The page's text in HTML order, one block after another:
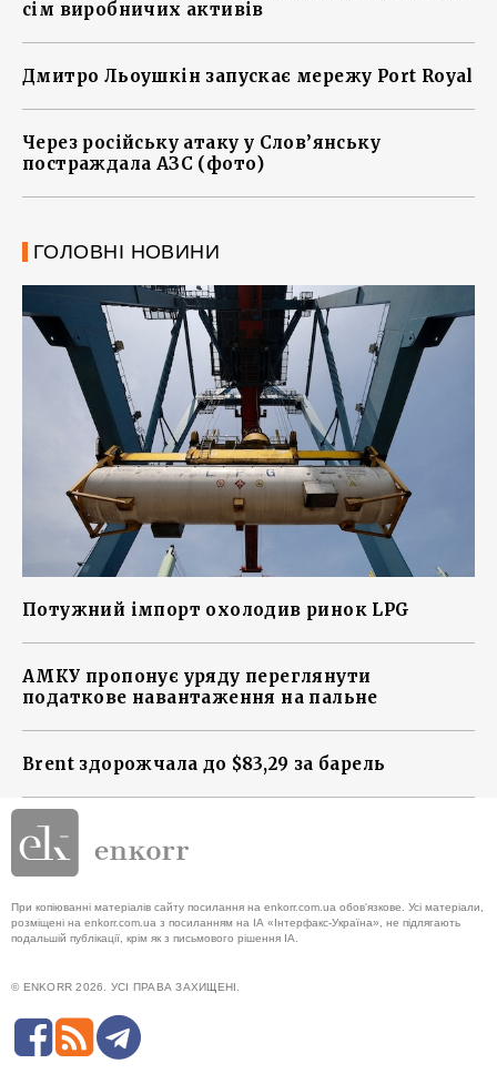
сім виробничих активів
Дмитро Льоушкін запускає мережу Port Royal
Через російську атаку у Слов’янську
постраждала АЗС (фото)
ГОЛОВНІ НОВИНИ
Потужний імпорт охолодив ринок LPG
АМКУ пропонує уряду переглянути
податкове навантаження на пальне
Brent здорожчала до $83,29 за барель
При копіюванні матеріалів сайту посилання на enkorr.com.ua обов'язкове. Усі матеріали,
розміщені на enkorr.com.ua з посиланням на ІА «Інтерфакс-Україна», не підлягають
подальшій публікації, крім як з письмового рішення ІА.
© ENKORR 2026. УСІ ПРАВА ЗАХИЩЕНІ.